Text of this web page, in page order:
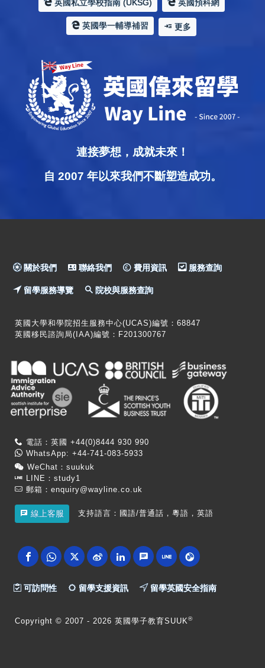
英國私立學校指南 (UKSG) 英國預科網
英國學一輔導補習 更多
連接夢想，成就未來！
自 2007 年以來我們不斷塑造成功。
關於我們 聯絡我們 費用資訊 服務查詢
留學服務導覽 院校與服務查詢
英國大學和學院招生服務中心(UCAS)編號：68847
英國移民諮詢局(IAA)編號：F201300767
電話：英國 +44(0)8444 930 990
WhatsApp: +44-741-083-5933
WeChat：suukuk
LINE：study1
郵箱： enquiry@wayline.co.uk
線上客服 支持語言：國語/普通話，粵語，英語
可訪問性 留學支援資訊 留學英國安全指南
Copyright © 2007 - 2026 英國學子教育SUUK®